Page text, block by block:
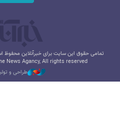
تمامی حقوق این سایت برای خبرآنلاین محفوظ
News Agancy, All rights reserved
طراحی و